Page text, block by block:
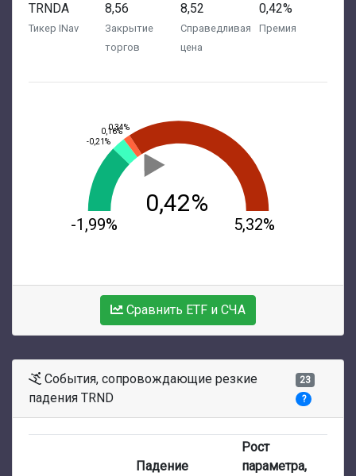
TRNDA
Тикер INav
8,56
Закрытие
торгов
8,52
Справедливая
цена
0,42%
Премия
-0,21%
0,16%
0,34%
-1,99% 5,32%
0,42%
Сравнить ETF и СЧА
События, сопровождающие резкие
падения TRND
23
?
Падение
Рост
параметра,